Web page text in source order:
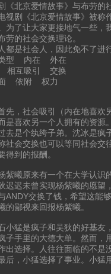
《北京爱情故事》与布劳的
剧《北京爱情故事》被称作
为了让大家更接地气一些，
劳的社会交换理论。
是社会人，因此免不了进
型 内在 外在
相互吸引 交换
依附 权力
，社会吸引（内在地喜欢另
是喜欢另一个人拥有的资
去是个纨绔子弟。沈冰是疯
社会交换也可以等同社会交
得到的报酬。
曦原来有一个在大学认识的
迟迟未曾实现杨紫曦的愿望
ANDY交换了钱，希望这能
的鄙视来回报杨紫曦。
猛是疯子和吴狄的好基友，
子手里的大德大单。然而，
出选择。人往往面临的不是
后，小猛选择了事业。小猛